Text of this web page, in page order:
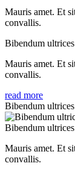
Mauris amet. Et
convallis.
Bibendum
Mauris amet. Et
convallis.
read more
Bibendum
Bibendum
Mauris amet. Et
convallis.